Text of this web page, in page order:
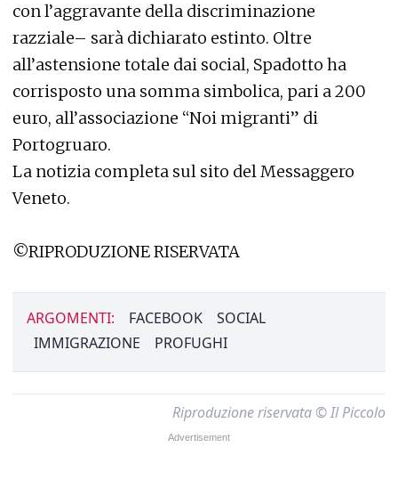
con l’aggravante della discriminazione
razziale– sarà dichiarato estinto. Oltre
all’astensione totale dai social, Spadotto ha
corrisposto una somma simbolica, pari a 200
euro, all’associazione “Noi migranti” di
Portogruaro.
La notizia completa sul sito del Messaggero
Veneto.
©RIPRODUZIONE RISERVATA
ARGOMENTI: FACEBOOK
SOCIAL
IMMIGRAZIONE
PROFUGHI
Riproduzione riservata © Il Piccolo